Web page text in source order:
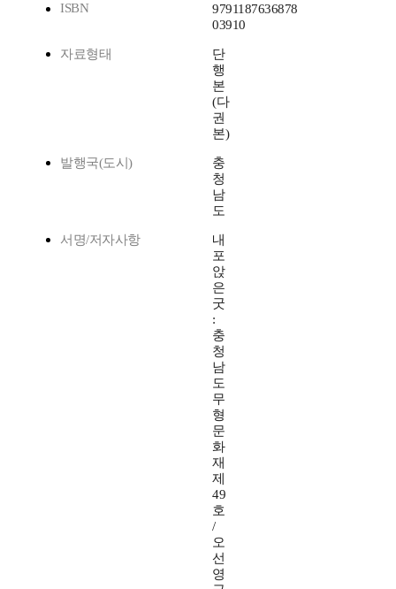
ISBN
9791187636878
03910
자료형태
단
행
본
(다
권
본)
발행국(도시)
충
청
남
도
서명/저자사항
내
포
앉
은
굿
:
충
청
남
도
무
형
문
화
재
제
49
호
/
오
선
영